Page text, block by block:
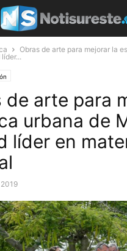
Obras de arte para mejorar la
de arte para
urbana de
líder en